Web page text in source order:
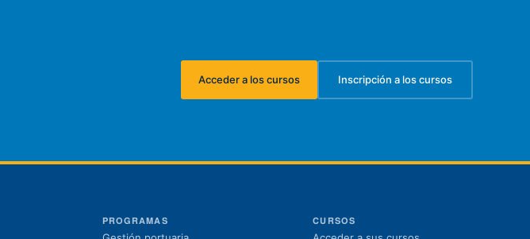
Acceder a los cursos
(se abre en una nueva pestaña)
Inscripción a los cursos
(se abre en una nueva
PROGRAMAS CURSOS